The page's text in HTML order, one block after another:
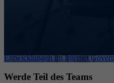
Entwicklungen im Internet
Werde Teil des Teams